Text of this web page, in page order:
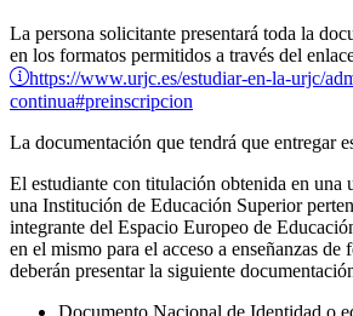
La persona solicitante presentará toda la
en los formatos permitidos a través del
https://www.urjc.es/estudiar-en-la-urjc/
continua#preinscripcion
La documentación que tendrá que entregar
El estudiante con titulación obtenida en una
una Institución de Educación Superior
integrante del Espacio Europeo de
en el mismo para el acceso a enseñanzas de
deberán presentar la siguiente